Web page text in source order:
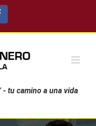
- tu camino a una vida